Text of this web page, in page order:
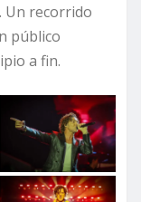
. Un recorrido
público
a fin.